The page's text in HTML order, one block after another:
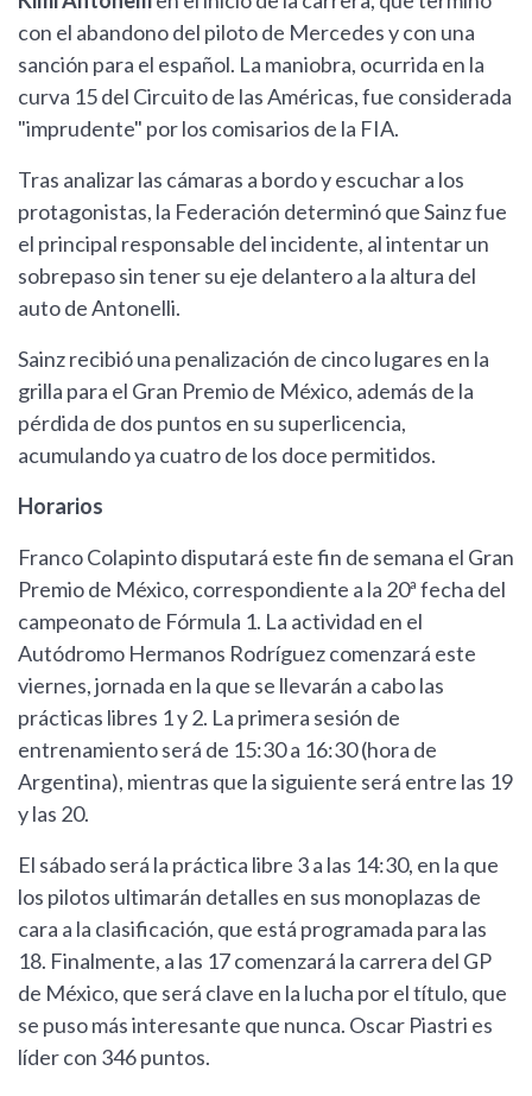
con el abandono del piloto de Mercedes y con una
sanción para el español. La maniobra, ocurrida en la
curva 15 del Circuito de las Américas, fue considerada
"imprudente" por los comisarios de la FIA.
Tras analizar las cámaras a bordo y escuchar a los
protagonistas, la Federación determinó que Sainz fue
el principal responsable del incidente, al intentar un
sobrepaso sin tener su eje delantero a la altura del
auto de Antonelli.
Sainz recibió una penalización de cinco lugares en la
grilla para el Gran Premio de México, además de la
pérdida de dos puntos en su superlicencia,
acumulando ya cuatro de los doce permitidos.
Horarios
Franco Colapinto disputará este fin de semana el Gran
Premio de México, correspondiente a la 20ª fecha del
campeonato de Fórmula 1. La actividad en el
Autódromo Hermanos Rodríguez comenzará este
viernes, jornada en la que se llevarán a cabo las
prácticas libres 1 y 2. La primera sesión de
entrenamiento será de 15:30 a 16:30 (hora de
Argentina), mientras que la siguiente será entre las 19
y las 20.
El sábado será la práctica libre 3 a las 14:30, en la que
los pilotos ultimarán detalles en sus monoplazas de
cara a la clasificación, que está programada para las
18. Finalmente, a las 17 comenzará la carrera del GP
de México, que será clave en la lucha por el título, que
se puso más interesante que nunca. Oscar Piastri es
líder con 346 puntos.